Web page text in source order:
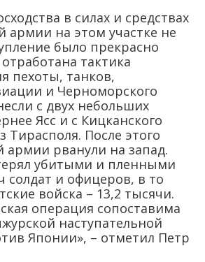
в силах и средствах
армии на этом участке не
было прекрасно
тактика
пехоты, танков,
и Черноморского
с двух небольших
Ясс и с Кицканского
Тирасполя. После этого
армии рванули на запад.
убитыми и пленными
солдат и офицеров, в то
войска – 13,2 тысячи.
операция сопоставима
наступательной
Японии», – отметил Петр